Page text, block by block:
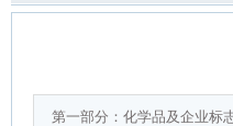
第一部分：化学品及企业标